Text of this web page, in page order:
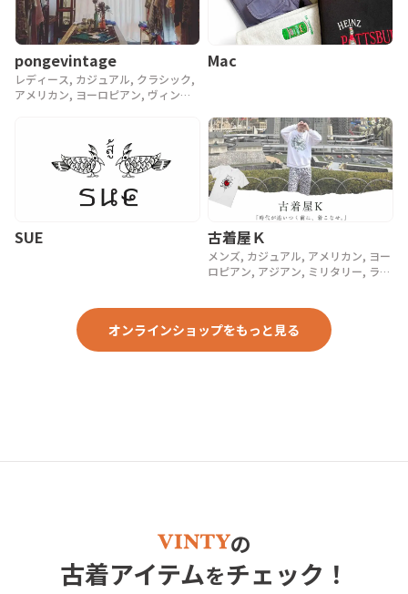
pongevintage
レディース, カジュアル, クラシック,
アメリカン, ヨーロピアン, ヴィンテ
Mac
SUE 古着屋Ｋ
メンズ, カジュアル, アメリカン, ヨー
ロピアン, アジアン, ミリタリー, ラグ
オンラインショップをもっと見る
の
古着アイテムをチェック！